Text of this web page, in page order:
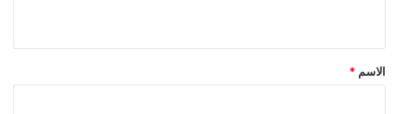
*
الاسم *